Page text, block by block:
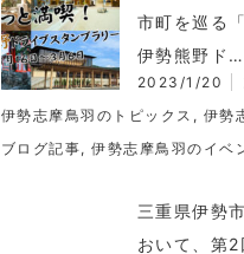
市町を巡る
伊勢熊野ド…
2023/1/20
伊勢志摩鳥羽のトピックス , 伊勢
ブログ記事, 伊勢志摩鳥羽のイベ
三重県伊勢
おいて、第